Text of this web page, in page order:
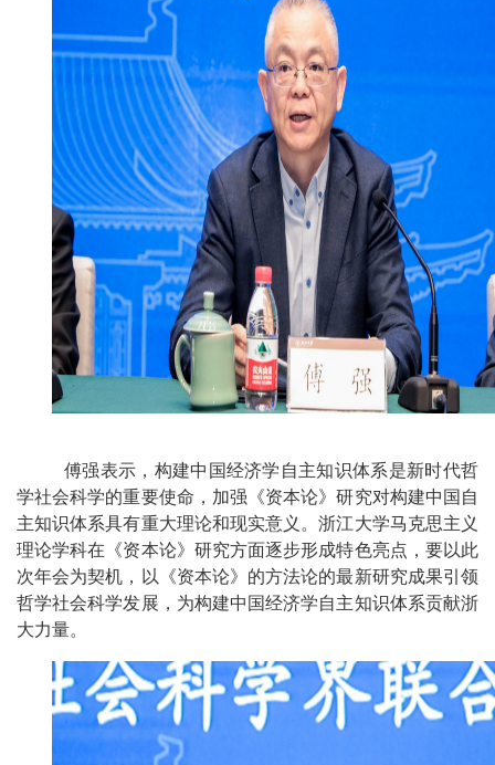
傅强表示，构建中国经济学自主知识体系是新时代哲
学社会科学的重要使命，加强《资本论》研究对构建中国自
主知识体系具有重大理论和现实意义。浙江大学马克思主义
理论学科在《资本论》研究方面逐步形成特色亮点，要以此
次年会为契机，以《资本论》的方法论的最新研究成果引领
哲学社会科学发展，为构建中国经济学自主知识体系贡献浙
大力量。